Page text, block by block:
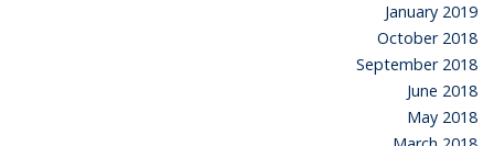
January 2019
October 2018
September 2018
June 2018
May 2018